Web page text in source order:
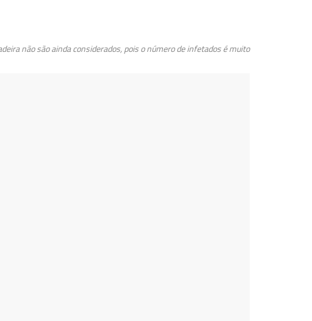
não são ainda considerados, pois o número de infetados é muito